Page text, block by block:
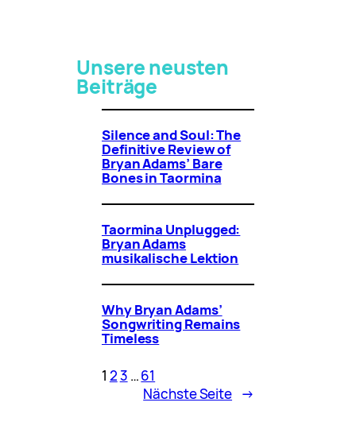
Unsere neusten
Beiträge
Silence and Soul: The
Definitive Review of
Bryan Adams’ Bare
Bones in Taormina
Taormina Unplugged:
Bryan Adams
musikalische Lektion
Why Bryan Adams’
Songwriting Remains
Timeless
1 23 …61
Nächste Seite →